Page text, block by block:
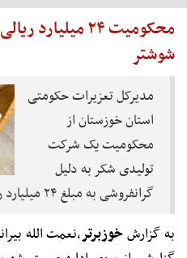
محکومیت ۲۴
شوشتر
مدیرکل تعزیرات حکومتی
استان خوزستان از
محکومیت یک شرکت
تولیدی شکر به دلیل
گرانفروشی به مبلغ ۲۴ میلیارد ریال جزای نقدی خبر داد.
به گزارشخوزبرتر،نعمت الله